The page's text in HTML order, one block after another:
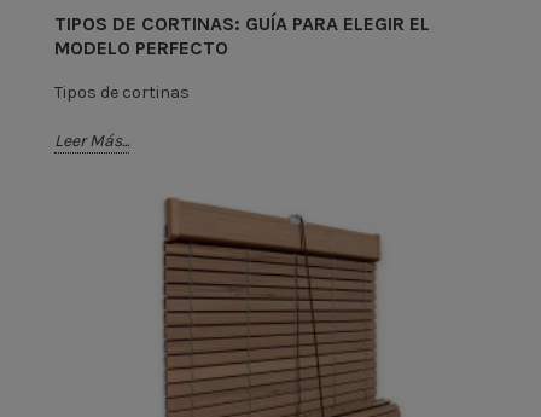
TIPOS DE CORTINAS: GUÍA PARA ELEGIR EL
MODELO PERFECTO
Tipos de cortinas
Leer Más...